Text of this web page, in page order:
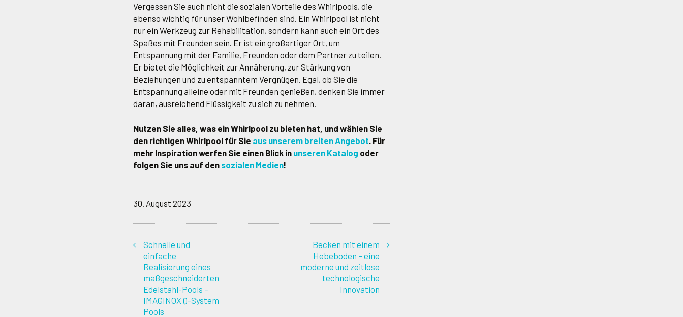
Vergessen Sie auch nicht die sozialen Vorteile des Whirlpools, die
ebenso wichtig für unser Wohlbefinden sind. Ein Whirlpool ist nicht
nur ein Werkzeug zur Rehabilitation, sondern kann auch ein Ort des
Spaßes mit Freunden sein. Er ist ein großartiger Ort, um
Entspannung mit der Familie, Freunden oder dem Partner zu teilen.
Er bietet die Möglichkeit zur Annäherung, zur Stärkung von
Beziehungen und zu entspanntem Vergnügen. Egal, ob Sie die
Entspannung alleine oder mit Freunden genießen, denken Sie immer
daran, ausreichend Flüssigkeit zu sich zu nehmen.
Nutzen Sie alles, was ein Whirlpool zu bieten hat, und wählen Sie
den richtigen Whirlpool für Sie aus unserem breiten Angebot. Für
mehr Inspiration werfen Sie einen Blick in unseren Katalog oder
folgen Sie uns auf den sozialen Medien!
30. August 2023
Schnelle und
einfache
Realisierung eines
maßgeschneiderten
Edelstahl-Pools –
IMAGINOX Q-System
Pools
Becken mit einem
Hebeboden – eine
moderne und zeitlose
technologische
Innovation